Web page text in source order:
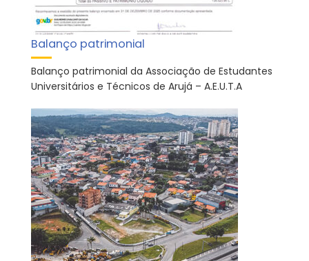
Balanço patrimonial
Balanço patrimonial da Associação de Estudantes
Universitários e Técnicos de Arujá – A.E.U.T.A